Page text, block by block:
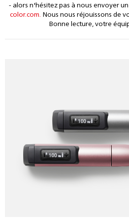
- alors n'hésitez pas à nous envoyer un
color.com. Nous nous réjouissons de
Bonne lecture, votre